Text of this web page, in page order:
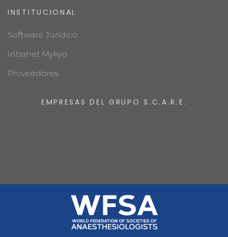
INSTITUCIONAL
Software Jurídico
Intranet Mykyo
Proveedores
EMPRESAS DEL GRUPO S.C.A.R.E.